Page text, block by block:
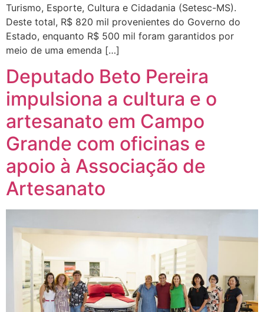
Turismo, Esporte, Cultura e Cidadania (Setesc-MS).
Deste total, R$ 820 mil provenientes do Governo do
Estado, enquanto R$ 500 mil foram garantidos por
meio de uma emenda […]
Deputado Beto Pereira
impulsiona a cultura e o
artesanato em Campo
Grande com oficinas e
apoio à Associação de
Artesanato